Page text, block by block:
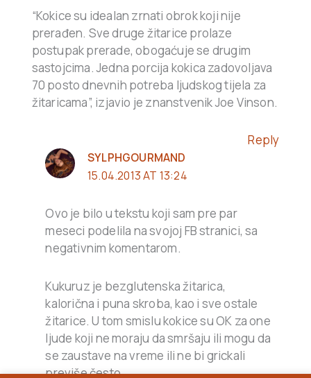
“Kokice su idealan zrnati obrok koji nije
prerađen. Sve druge žitarice prolaze
postupak prerade, obogaćuje se drugim
sastojcima. Jedna porcija kokica zadovoljava
70 posto dnevnih potreba ljudskog tijela za
žitaricama”, izjavio je znanstvenik Joe Vinson.
Reply
SYLPHGOURMAND
15.04.2013 AT 13:24
Ovo je bilo u tekstu koji sam pre par
meseci podelila na svojoj FB stranici, sa
negativnim komentarom.
Kukuruz je bezglutenska žitarica,
kalorična i puna skroba, kao i sve ostale
žitarice. U tom smislu kokice su OK za one
ljude koji ne moraju da smršaju ili mogu da
se zaustave na vreme ili ne bi grickali
previše često.